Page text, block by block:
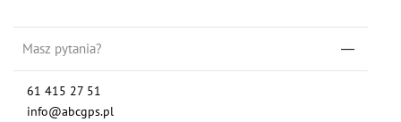
Masz pytania?
61 415 27 51
info@abcgps.pl